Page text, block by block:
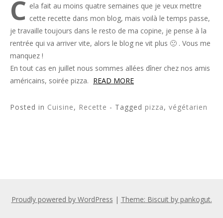
C ela fait au moins quatre semaines que je veux mettre
cette recette dans mon blog, mais voilà le temps passe,
je travaille toujours dans le resto de ma copine, je pense à la
rentrée qui va arriver vite, alors le blog ne vit plus 🙁 . Vous me
manquez !
En tout cas en juillet nous sommes allées dîner chez nos amis
américains, soirée pizza. READ MORE
Posted in Cuisine, Recette - Tagged pizza, végétarien
Proudly powered by WordPress | Theme: Biscuit by pankogut.